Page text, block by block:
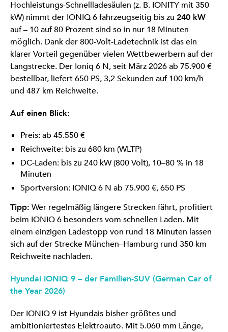
Hochleistungs-Schnellladesäulen (z. B. IONITY mit 350
kW) nimmt der IONIQ 6 fahrzeugseitig bis zu 240 kW
auf – 10 auf 80 Prozent sind so in nur 18 Minuten
möglich. Dank der 800-Volt-Ladetechnik ist das ein
klarer Vorteil gegenüber vielen Wettbewerbern auf der
Langstrecke. Der Ioniq 6 N, seit März 2026 ab 75.900 €
bestellbar, liefert 650 PS, 3,2 Sekunden auf 100 km/h
und 487 km Reichweite.
Auf einen Blick:
Preis: ab 45.550 €
Reichweite: bis zu 680 km (WLTP)
DC-Laden: bis zu 240 kW (800 Volt), 10–80 % in 18
Minuten
Sportversion: IONIQ 6 N ab 75.900 €, 650 PS
Tipp: Wer regelmäßig längere Strecken fährt, profitiert
beim IONIQ 6 besonders vom schnellen Laden. Mit
einem einzigen Ladestopp von rund 18 Minuten lassen
sich auf der Strecke München–Hamburg rund 350 km
Reichweite nachladen.
Hyundai IONIQ 9 – der Familien-SUV (German Car of
the Year 2026)
Der IONIQ 9 ist Hyundais bisher größtes und
ambitioniertestes Elektroauto. Mit 5.060 mm Länge,